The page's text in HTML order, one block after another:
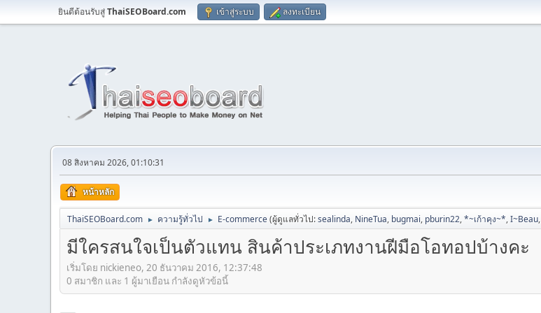
ยินดีต้อนรับสู่ThaiSEOBoard.com เข้าสู่ระบบ ลงทะเบียน
08 สิงหาคม 2026, 01:10:31
หน้าหลัก
ThaiSEOBoard.com ► ความรู้ทั่วไป ► E-commerce(ผู้ดูแลทั่วไป:sealinda, NineTua, bugmai, pburin22,*~เก้าคุง~*,I~Beau,
มีใครสนใจเป็นตัวแทน สินค้าประเภทงานฝีมือโอทอปบ้างคะ
เริ่มโดย nickieneo, 20 ธันวาคม 2016, 12:37:48
0 สมาชิก และ 1 ผู้มาเยือน กำลังดูหัวข้อนี้